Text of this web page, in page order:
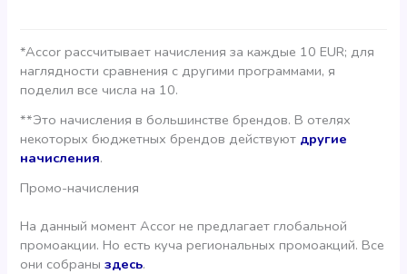
*Accor рассчитывает начисления за каждые 10 EUR; для
наглядности сравнения с другими программами, я
поделил все числа на 10.
**Это начисления в большинстве брендов. В отелях
некоторых бюджетных брендов действуют другие
начисления.
Промо-начисления
На данный момент Accor не предлагает глобальной
промоакции. Но есть куча региональных промоакций. Все
они собраныздесь.